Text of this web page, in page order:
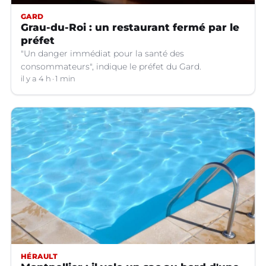
GARD
Grau-du-Roi : un restaurant fermé par le
préfet
"Un danger immédiat pour la santé des
consommateurs", indique le préfet du Gard.
il y a 4 h 1 min
HÉRAULT